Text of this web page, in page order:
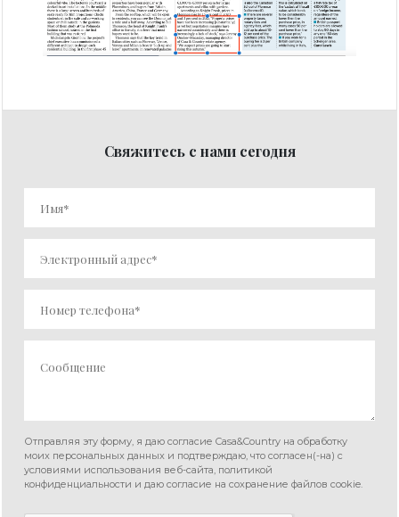
Свяжитесь с нами сегодня
Отправляя эту форму, я даю согласие Casa&Country на обработку
моих персональных данных и подтверждаю, что согласен(-на) с
условиями использования веб-сайта, политикой
конфиденциальности и даю согласие на сохранение файлов cookie.